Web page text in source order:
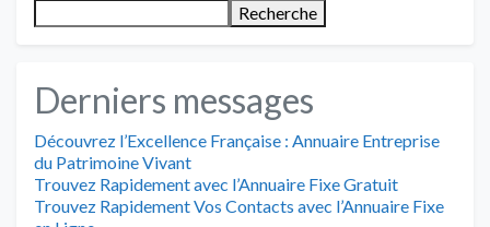
Recherche
Derniers messages
Découvrez l’Excellence Française : Annuaire Entreprise
du Patrimoine Vivant
Trouvez Rapidement avec l’Annuaire Fixe Gratuit
Trouvez Rapidement Vos Contacts avec l’Annuaire Fixe